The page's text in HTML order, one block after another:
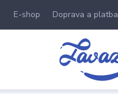
E-shop Doprava a platba